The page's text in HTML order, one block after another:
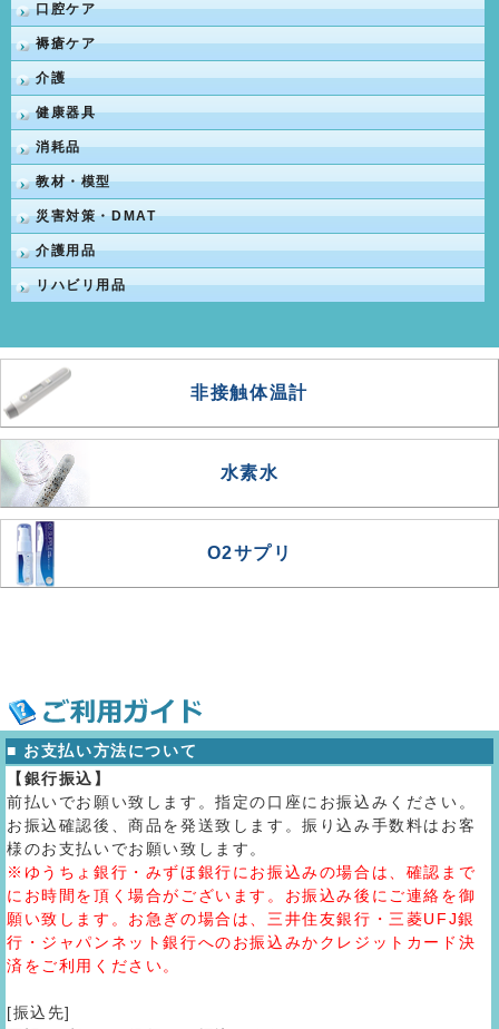
口腔ケア
褥瘡ケア
介護
健康器具
消耗品
教材・模型
災害対策・DMAT
介護用品
リハビリ用品
非接触体温計
水素水
O2サプリ
■ お支払い方法について
【銀行振込】
前払いでお願い致します。指定の口座にお振込みください。
お振込確認後、商品を発送致します。振り込み手数料はお客
様のお支払いでお願い致します。
※ゆうちょ銀行・みずほ銀行にお振込みの場合は、確認まで
にお時間を頂く場合がございます。お振込み後にご連絡を御
願い致します。お急ぎの場合は、三井住友銀行・三菱UFJ銀
行・ジャパンネット銀行へのお振込みかクレジットカード決
済をご利用ください。
[振込先]